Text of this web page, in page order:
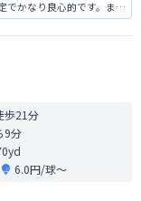
でかなり良心的です。ま
から夜はとても混みます
場です。
歩21分
9分
6.0円/球〜